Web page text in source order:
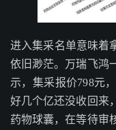
进入集采名单意味着
依旧渺茫。万瑞飞鸿
示，集采报价798元
好几个亿还没收回来
药物球囊，在等待审